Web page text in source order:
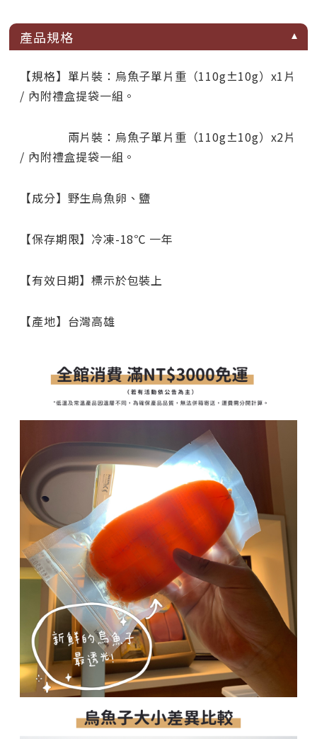
產品規格
【規格】單片裝：烏魚子單片重（110g±10g）x1片
/ 內附禮盒提袋一組。
兩片裝：烏魚子單片重（110g±10g）x2片
/ 內附禮盒提袋一組。
【成分】野生烏魚卵、鹽
【保存期限】冷凍-18℃ 一年
【有效日期】標示於包裝上
【產地】台灣高雄